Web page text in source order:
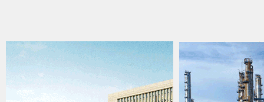
业执照副本复印件，总公司出具给分支机构的授权书。供应商应提供相应资料并加盖公章。 2．具有依法缴纳税收
6个月内任意1个月依法缴纳税收和社会保障资金的相关材料。如
良好的商业信誉和健全的财务会计制度：供应商应提供2025
如供应商新成立的，则提供成立时间后任意1个月或季度财务